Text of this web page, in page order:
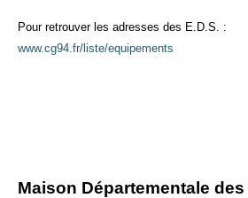
Pour retrouver les adresses des E.D.S. :
www.cg94.fr/liste/equipements
Maison Départementale